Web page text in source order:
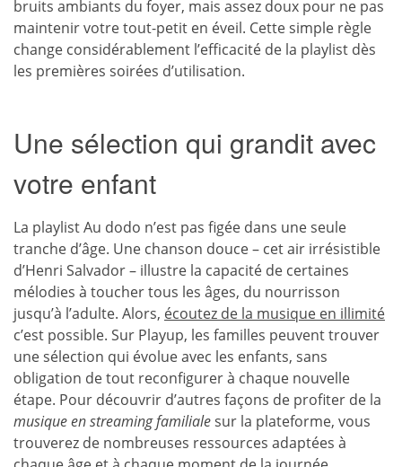
bruits ambiants du foyer, mais assez doux pour ne pas
maintenir votre tout-petit en éveil. Cette simple règle
change considérablement l’efficacité de la playlist dès
les premières soirées d’utilisation.
Une sélection qui grandit avec
votre enfant
La playlist Au dodo n’est pas figée dans une seule
tranche d’âge. Une chanson douce – cet air irrésistible
d’Henri Salvador – illustre la capacité de certaines
mélodies à toucher tous les âges, du nourrisson
jusqu’à l’adulte. Alors, écoutez de la musique en illimité
c’est possible. Sur Playup, les familles peuvent trouver
une sélection qui évolue avec les enfants, sans
obligation de tout reconfigurer à chaque nouvelle
étape. Pour découvrir d’autres façons de profiter de la
musique en streaming familialesur la plateforme, vous
trouverez de nombreuses ressources adaptées à